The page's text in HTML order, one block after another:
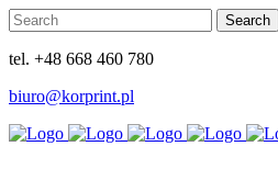
tel. +48 668 460 780
biuro@korprint.pl